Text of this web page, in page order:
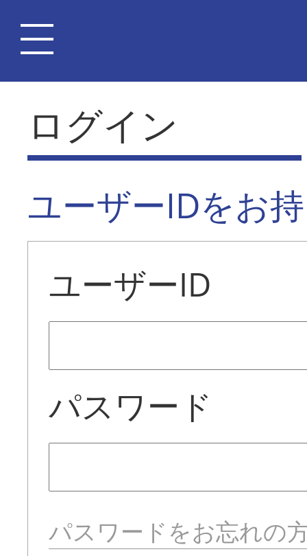
ログイン
ユーザーIDをお
ユーザーID
パスワード
パスワードをお忘れの